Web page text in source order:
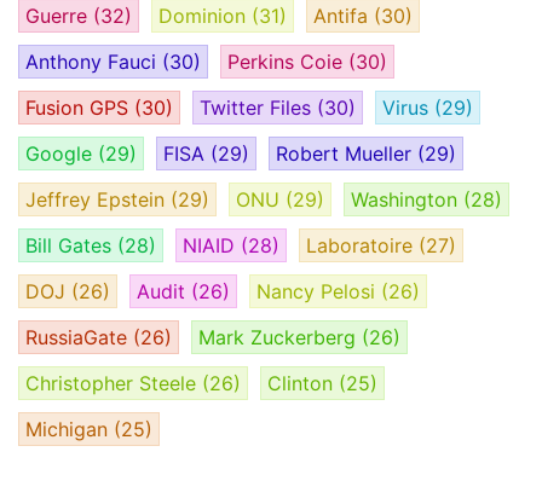
Guerre (32) Dominion (31) Antifa (30)
Anthony Fauci (30) Perkins Coie (30)
Fusion GPS (30) Twitter Files (30) Virus (29)
Google (29) FISA (29) Robert Mueller (29)
Jeffrey Epstein (29) ONU (29) Washington (28)
Bill Gates (28) NIAID (28) Laboratoire (27)
DOJ (26) Audit (26) Nancy Pelosi (26)
RussiaGate (26) Mark Zuckerberg (26)
Christopher Steele (26) Clinton (25)
Michigan (25)